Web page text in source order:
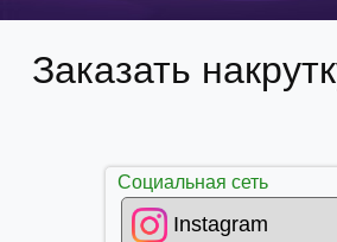
Заказать
Социальная сеть
Instagram